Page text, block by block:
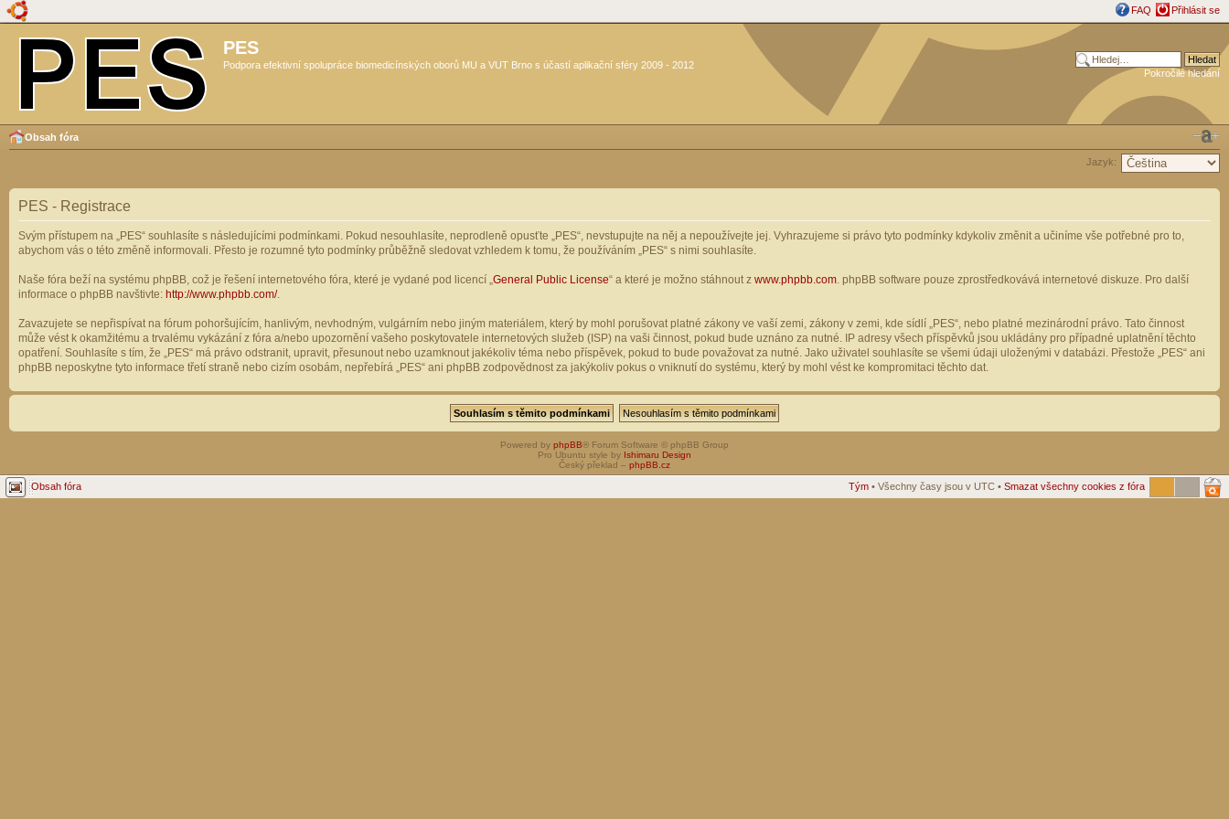
FAQ Přihlásit se
PES
Podpora efektivní spolupráce biomedicínských oborů MU a VUT Brno s účastí aplikační sféry 2009 - 2012
Pokročilé hledání
Obsah fóra
Jazyk:
PES - Registrace
Svým přístupem na „PES“ souhlasíte s následujícími podmínkami. Pokud nesouhlasíte, neprodleně opusťte „PES“, nevstupujte na něj a nepoužívejte jej. Vyhrazujeme si právo tyto podmínky kdykoliv změnit a učiníme vše potřebné pro to,
abychom vás o této změně informovali. Přesto je rozumné tyto podmínky průběžně sledovat vzhledem k tomu, že používáním „PES“ s nimi souhlasíte.
Naše fóra beží na systému phpBB, což je řešení internetového fóra, které je vydané pod licencí „ General Public License“ a které je možno stáhnout z www.phpbb.com . phpBB software pouze zprostředkovává internetové diskuze. Pro další
informace o phpBB navštivte: http://www.phpbb.com/.
Zavazujete se nepřispívat na fórum pohoršujícím, hanlivým, nevhodným, vulgárním nebo jiným materiálem, který by mohl porušovat platné zákony ve vaší zemi, zákony v zemi, kde sídlí „PES“, nebo platné mezinárodní právo. Tato činnost
může vést k okamžitému a trvalému vykázání z fóra a/nebo upozornění vašeho poskytovatele internetových služeb (ISP) na vaši činnost, pokud bude uznáno za nutné. IP adresy všech příspěvků jsou ukládány pro případné uplatnění těchto
opatření. Souhlasíte s tím, že „PES“ má právo odstranit, upravit, přesunout nebo uzamknout jakékoliv téma nebo příspěvek, pokud to bude považovat za nutné. Jako uživatel souhlasíte se všemi údaji uloženými v databázi. Přestože „PES“ ani
phpBB neposkytne tyto informace třetí straně nebo cizím osobám, nepřebírá „PES“ ani phpBB zodpovědnost za jakýkoliv pokus o vniknutí do systému, který by mohl vést ke kompromitaci těchto dat.
Powered by phpBB® Forum Software © phpBB Group
Pro Ubuntu style by Ishimaru Design
Český překlad – phpBB.cz
Obsah fóra Tým • Všechny časy jsou v UTC • Smazat všechny cookies z fóra